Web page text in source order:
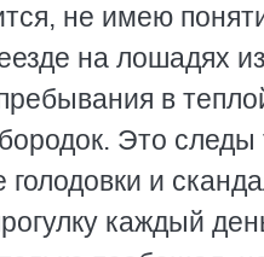
не имею
на лошадях
в
Это
и
каждый